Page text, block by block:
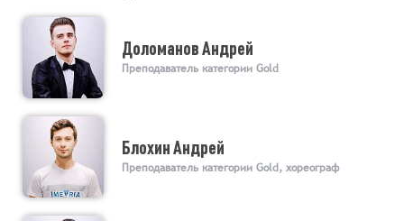
Доломанов Андрей
Преподаватель категории Gold
Блохин Андрей
Преподаватель категории Gold, хореограф